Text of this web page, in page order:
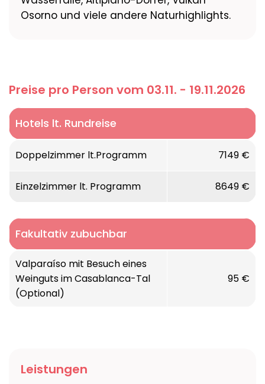
Osorno und viele andere Naturhighlights.
Preise pro Person vom 03.11. - 19.11.2026
Hotels lt. Rundreise
Doppelzimmer lt.Programm 7149 €
Einzelzimmer lt. Programm 8649 €
Fakultativ zubuchbar
Valparaíso mit Besuch eines
Weinguts im Casablanca-Tal
(Optional)
95 €
Leistungen